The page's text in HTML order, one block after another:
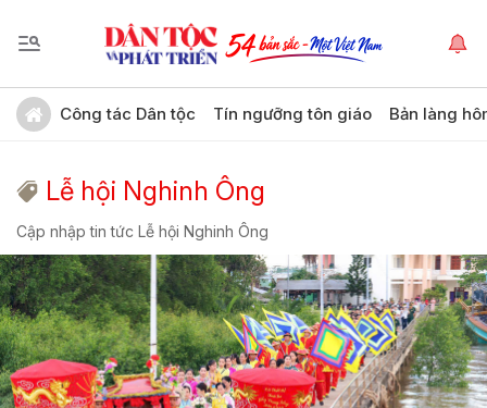
Công tác Dân tộc Tín ngưỡng tôn giáo Bản làng
Lễ hội Nghinh Ông
Cập nhập tin tức Lễ hội Nghinh Ông